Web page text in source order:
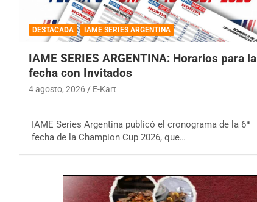
DESTACADA IAME SERIES ARGENTINA
IAME SERIES ARGENTINA: Horarios para la
fecha con Invitados
4 agosto, 2026 E-Kart
IAME Series Argentina publicó el cronograma de la 6ª
fecha de la Champion Cup 2026, que…